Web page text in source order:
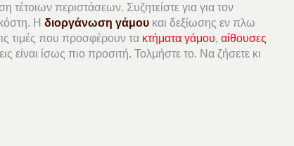
τέτοιων περιστάσεων. Συζητείστε για για τον
κόστη. Ηδιοργάνωση γάμου και δεξίωσης εν πλω
τιμές που προσφέρουν τα κτήματα γάμου,αίθουσες
είναι ίσως πιο προσιτή. Τολμήστε το. Να ζήσετε κι